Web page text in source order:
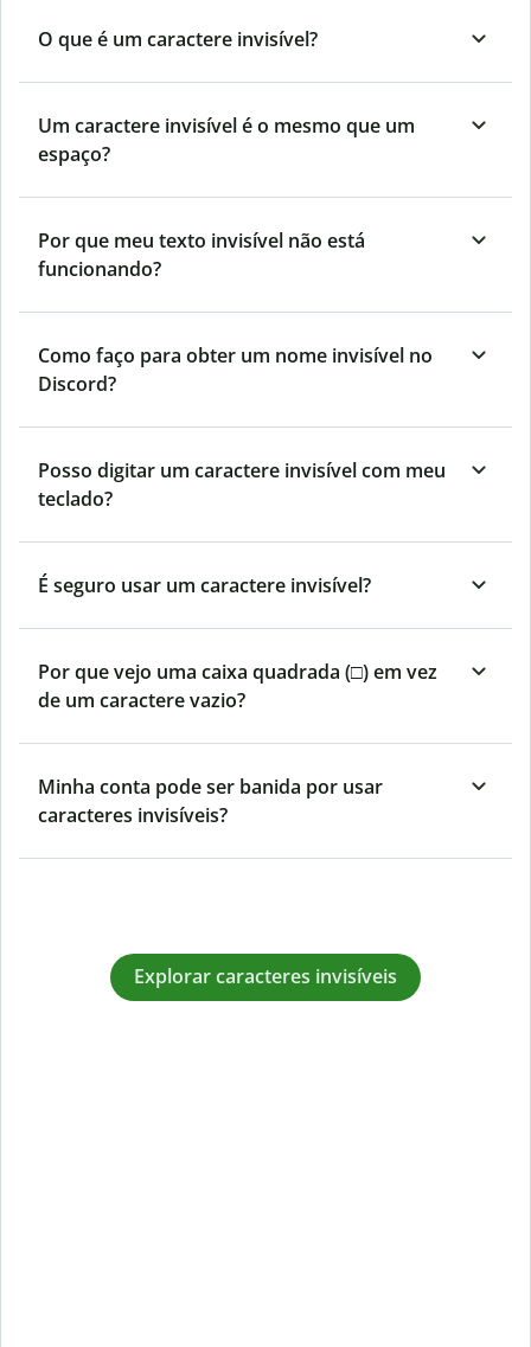
O que é um caractere invisível?
Um caractere invisível é o mesmo que um
espaço?
Por que meu texto invisível não está
funcionando?
Como faço para obter um nome invisível no
Discord?
Posso digitar um caractere invisível com meu
teclado?
É seguro usar um caractere invisível?
Por que vejo uma caixa quadrada (□) em vez
de um caractere vazio?
Minha conta pode ser banida por usar
caracteres invisíveis?
Explorar caracteres invisíveis